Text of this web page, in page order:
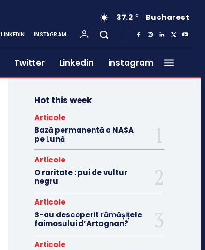
37.2 C Bucharest
LINKEDIN INSTAGRAM
Twitter Linkedin instagram
Hot this week
Articole
Bază permanentă a NASA
pe Lună
Articole
O raritate : pui de vultur
negru
Articole
S-au descoperit rămășițele
faimosului d’Artagnan?
Articole